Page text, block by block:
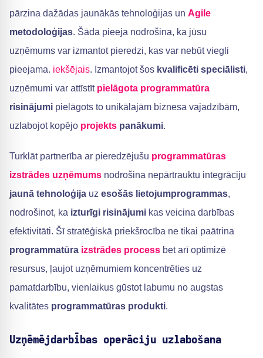
pārzina dažādas jaunākās tehnoloģijas un Agile
metodoloģijas. Šāda pieeja nodrošina, ka jūsu
uzņēmums var izmantot pieredzi, kas var nebūt viegli
pieejama. iekšējais. Izmantojot šos kvalificēti speciālisti,
uzņēmumi var attīstīt pielāgota programmatūra
risinājumi pielāgots to unikālajām biznesa vajadzībām,
uzlabojot kopējo projekts panākumi.
Turklāt partnerība ar pieredzējušu programmatūras
izstrādes uzņēmums nodrošina nepārtrauktu integrāciju
jaunā tehnoloģija uz esošās lietojumprogrammas,
nodrošinot, ka izturīgi risinājumi kas veicina darbības
efektivitāti. Šī stratēģiskā priekšrocība ne tikai paātrina
programmatūra izstrādes process bet arī optimizē
resursus, ļaujot uzņēmumiem koncentrēties uz
pamatdarbību, vienlaikus gūstot labumu no augstas
kvalitātes programmatūras produkti.
Uzņēmējdarbības operāciju uzlabošana